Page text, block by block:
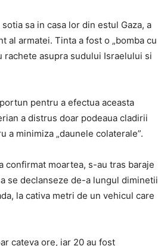
sa in casa lor din estul Gaza, a
al armatei. Tinta a fost o „bomba cu
asupra sudului Israelului si
pentru a efectua aceasta
a distrus doar podeaua cladirii
a minimiza „daunele colaterale”.
confirmat moartea, s-au tras baraje
se declanseze de-a lungul diminetii
la cativa metri de un vehicul care
cateva ore, iar 20 au fost